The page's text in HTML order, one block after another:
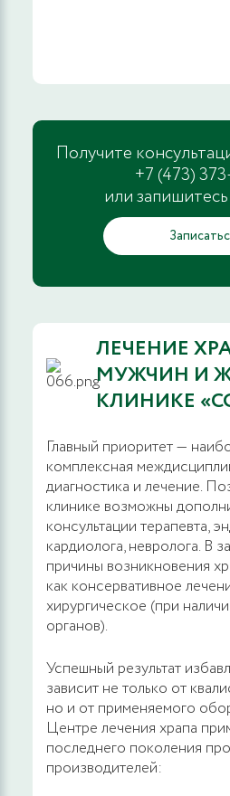
Получите
+7 (473)
или
ЛЕЧЕНИЕ
МУЖЧИН И
КЛИНИКЕ
Главный приоритет —
комплексная
диагностика и лечение.
клинике возможны
консультации терапевта,
кардиолога, невролога. В
причины возникновения
как консервативное
хирургическое (при
органов).
Успешный результат
зависит не только от
но и от применяемого
Центре лечения храпа
последнего поколения
производителей: